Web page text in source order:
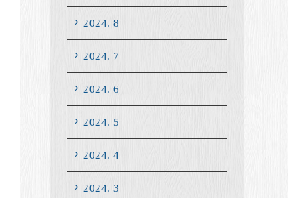
2024. 8
2024. 7
2024. 6
2024. 5
2024. 4
2024. 3